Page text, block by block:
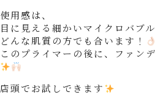
使用感は、
目に見える細かいマイクロバブ
どんな肌質の方でも合います！
このプライマーの後に、ファン
店頭でお試しできます